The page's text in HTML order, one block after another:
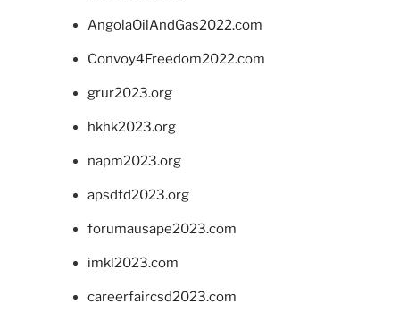
AngolaOilAndGas2022.com
Convoy4Freedom2022.com
grur2023.org
hkhk2023.org
napm2023.org
apsdfd2023.org
forumausape2023.com
imkl2023.com
careerfaircsd2023.com